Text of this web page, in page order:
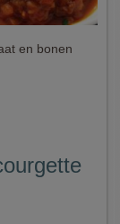
en bonen